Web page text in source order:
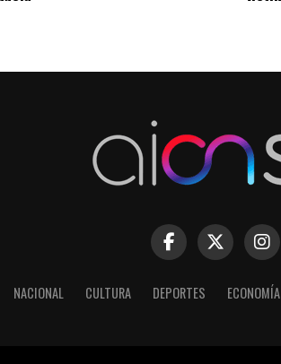
NACIONAL CULTURA DEPORTES ECONOMÍA